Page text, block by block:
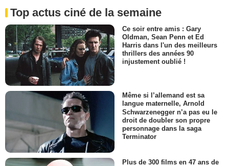
Top actus ciné de la semaine
Ce soir entre amis : Gary
Oldman, Sean Penn et Ed
Harris dans l'un des meilleurs
thrillers des années 90
injustement oublié !
Même si l’allemand est sa
langue maternelle, Arnold
Schwarzenegger n’a pas eu le
droit de doubler son propre
personnage dans la saga
Terminator
Plus de 300 films en 47 ans de